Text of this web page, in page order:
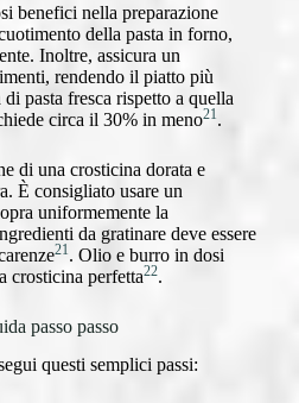
benefici nella preparazione
della pasta in forno,
Inoltre, assicura un
rendendo il piatto più
pasta fresca rispetto a quella
circa il 30% in meno21 .
di una crosticina dorata e
È consigliato usare un
uniformemente la
da gratinare deve essere
21 . Olio e burro in dosi
crosticina perfetta22.
passo passo
questi semplici passi: